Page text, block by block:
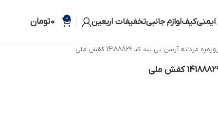
ایمنیکیفلوازم جانبیتخفیفات اربعین 0
0تومان
مردانه آرسن بی بند کد 14188829 کفش ملی